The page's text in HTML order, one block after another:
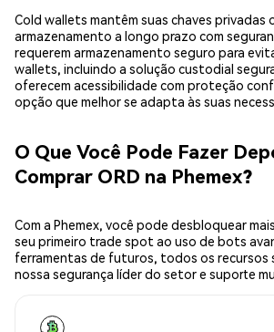
Cold wallets mantêm suas chaves privadas
armazenamento a longo prazo com
requerem armazenamento seguro para
wallets, incluindo a solução custodial
oferecem acessibilidade com proteção
opção que melhor se adapta às suas
O Que Você Pode Fazer
Comprar ORD na Phemex?
Com a Phemex, você pode desbloquear
seu primeiro trade spot ao uso de bots
ferramentas de futuros, todos os recursos
nossa segurança líder do setor e suporte